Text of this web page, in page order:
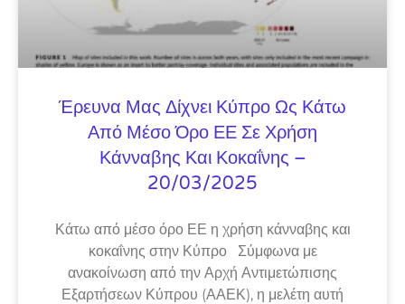
Έρευνα Μας Δίχνει Κύπρο Ως Κάτω
Από Μέσο Όρο ΕΕ Σε Χρήση
Κάνναβης Και Κοκαΐνης –
20/03/2025
Κάτω από μέσο όρο ΕΕ η χρήση κάνναβης και
κοκαΐνης στην Κύπρο Σύμφωνα με
ανακοίνωση από την Αρχή Αντιμετώπισης
Εξαρτήσεων Κύπρου (ΑΑΕΚ), η μελέτη αυτή